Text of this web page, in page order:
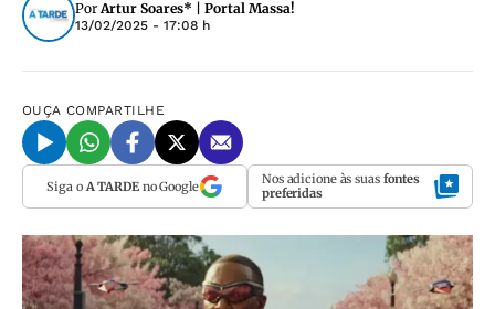
PorArtur Soares* | Portal Massa!
13/02/2025 - 17:08 h
OUÇA COMPARTILHE
Siga o A TARDEno Google Nos adicione às suas fontes
preferidas